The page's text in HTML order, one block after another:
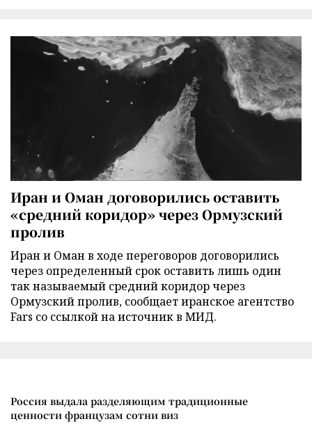
Иран и Оман договорились оставить
«средний коридор» через Ормузский
пролив
Иран и Оман в ходе переговоров договорились
через определенный срок оставить лишь один
так называемый средний коридор через
Ормузский пролив, сообщает иранское агентство
Fars со ссылкой на источник в МИД.
Россия выдала разделяющим традиционные
ценности французам сотни виз